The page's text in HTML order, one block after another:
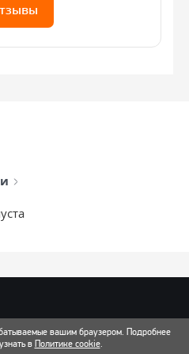
вашим браузером. Подробнее
в Политике cookie.